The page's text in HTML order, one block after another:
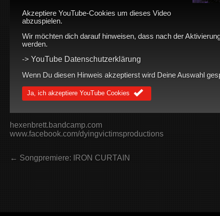
Akzeptiere YouTube-Cookies um dieses Video
abzuspielen.
Wir möchten dich darauf hinweisen, dass nach der
werden.
-> YouTube Datenschutzerklärung
Wenn Du diesen Hinweis akzeptierst wird Deine Auswahl
Ja, ich akzeptiere YouTube Cookies
hexenbrett.bandcamp.com
www.facebook.com/dyingvictimsproductions
← Songpremiere: IRON CURTAIN